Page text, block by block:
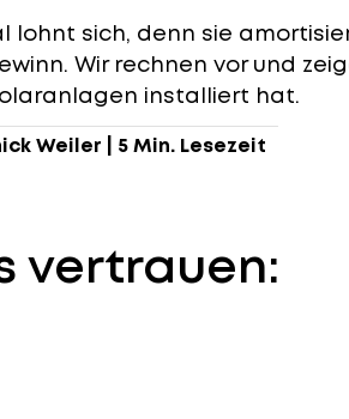
lohnt sich, denn sie
Wir rechnen vor und
installiert hat.
Weiler 5 Min. Lesezeit
vertrauen: